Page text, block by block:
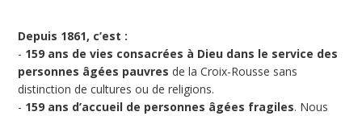
Depuis 1861, c’est :
- 159 ans de vies consacrées à Dieu dans le service des
personnes âgées pauvres de la Croix-Rousse sans
distinction de cultures ou de religions.
- 159 ans d’accueil de personnes âgées fragiles. Nous